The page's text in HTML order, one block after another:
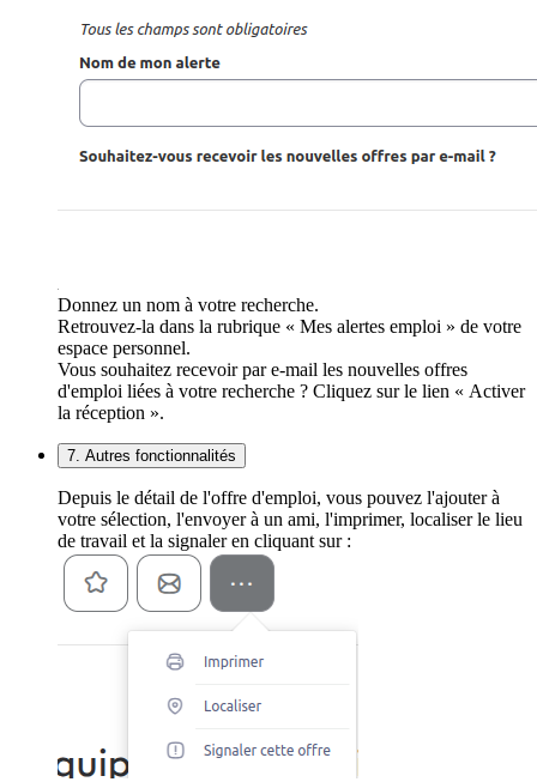
Donnez un nom à votre recherche.
Retrouvez-la dans la rubrique « Mes alertes emploi » de votre
espace personnel.
Vous souhaitez recevoir par e-mail les nouvelles offres
d'emploi liées à votre recherche ? Cliquez sur le lien « Activer
la réception ».
7. Autres fonctionnalités
Depuis le détail de l'offre d'emploi, vous pouvez l'ajouter à
votre sélection, l'envoyer à un ami, l'imprimer, localiser le lieu
de travail et la signaler en cliquant sur :